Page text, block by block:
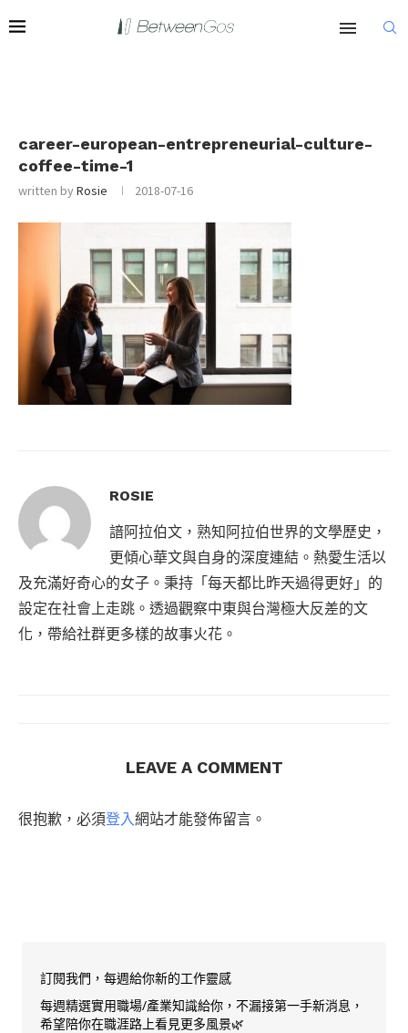
career-european-entrepreneurial-culture-
coffee-time-1
written byRosie 2018-07-16
ROSIE
諳阿拉伯文，熟知阿拉伯世界的文學歷史，
更傾心華文與自身的深度連結。熱愛生活以
及充滿好奇心的女子。秉持「每天都比昨天過得更好」的
設定在社會上走跳。透過觀察中東與台灣極大反差的文
化，帶給社群更多樣的故事火花。
LEAVE A COMMENT
很抱歉，必須登入網站才能發佈留言。
訂閱我們，每週給你新的工作靈感
每週精選實用職場/產業知識給你，不漏接第一手新消息，
希望陪你在職涯路上看見更多風景🌿